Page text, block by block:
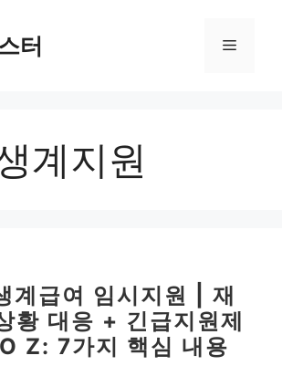
터 메
계지원
급여 임시지원 | 재
황 대응 + 긴급지원제
Z: 7가지 핵심 내용